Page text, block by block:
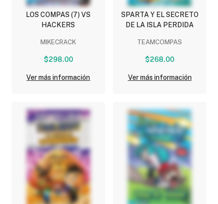
LOS COMPAS (7) VS
HACKERS
MIKECRACK
$298.00
Ver más información
SPARTA Y EL SECRETO
DE LA ISLA PERDIDA
TEAMCOMPAS
$268.00
Ver más información